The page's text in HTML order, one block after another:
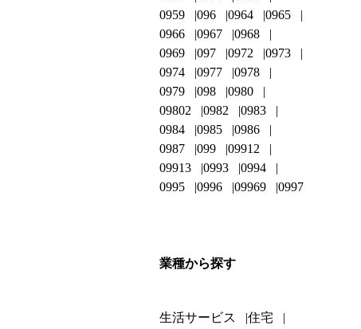
0959
096 0964
0965
0966
0967
0968
0969
097 0972
0973
0974
0977
0978
0979
098
0980
09802
0982
0983
0984
0985
0986
0987
099
09912
09913
0993
0994
0995
0996 09969 0997
業種から探す
生活サービス 住宅